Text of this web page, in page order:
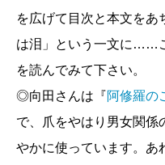
【連載】
ブレイディみかこ／
で、ちょっとブルー
土井善晴／おいしく
バリー・ユアグロー
の華 第3回
を広げて目次と本文をあ
は泪」という一文に……
を読んでみて下さい。
◎向田さんは『阿修羅の
で、爪をやはり男女関係
やかに使っています。あ